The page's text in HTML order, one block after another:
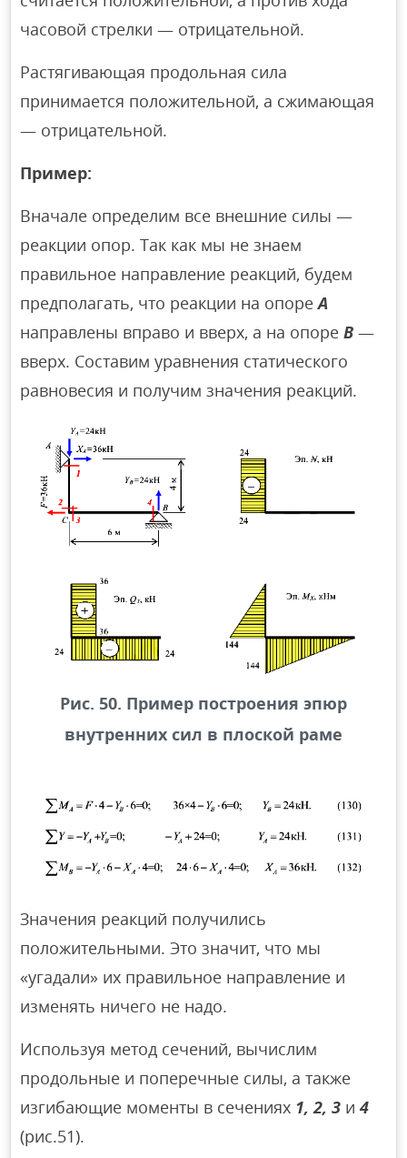
часовой стрелки — отрицательной.
Растягивающая продольная сила
принимается положительной, а сжимающая
— отрицательной.
Пример:
Вначале определим все внешние силы —
реакции опор. Так как мы не знаем
правильное направление реакций, будем
предполагать, что реакции на опореА
направлены вправо и вверх, а на опореВ —
вверх. Составим уравнения статического
равновесия и получим значения реакций.
Рис. 50. Пример построения эпюр
внутренних сил в плоской раме
Значения реакций получились
положительными. Это значит, что мы
«угадали» их правильное направление и
изменять ничего не надо.
Используя метод сечений, вычислим
продольные и поперечные силы, а также
изгибающие моменты в сечениях 1, 2, 3 и4
(рис.51).